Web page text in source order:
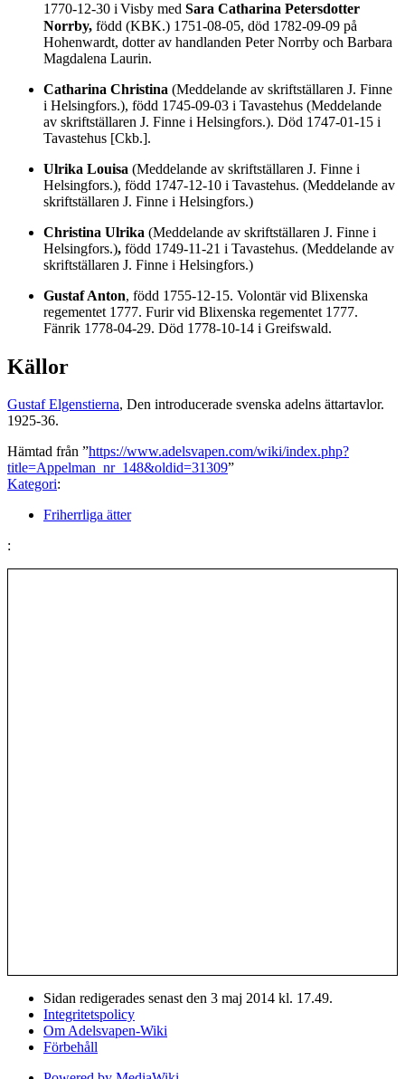
1770-12-30 iVisby med Sara Catharina Petersdotter
Norrby, född (KBK.) 1751-08-05, död 1782-09-09 på
Hohenwardt, dotter av handlanden Peter Norrby och Barbara
Magdalena Laurin.
Catharina Christina (Meddelande av skriftställaren J. Finne
i Helsingfors.), född 1745-09-03 i Tavastehus (Meddelande
av skriftställaren J. Finne i Helsingfors.). Död 1747-01-15 i
Tavastehus [Ckb.].
Ulrika Louisa (Meddelande av skriftställaren J. Finne i
Helsingfors.), född 1747-12-10 i Tavastehus. (Meddelande av
skriftställaren J. Finne i Helsingfors.)
Christina Ulrika (Meddelande av skriftställaren J. Finne i
Helsingfors.), född 1749-11-21 i Tavastehus. (Meddelande av
skriftställaren J. Finne i Helsingfors.)
Gustaf Anton, född 1755-12-15. Volontär vid Blixenska
regementet 1777. Furir vid Blixenska regementet 1777.
Fänrik 1778-04-29. Död 1778-10-14 i Greifswald.
Källor
Gustaf Elgenstierna, Den introducerade svenska adelns ättartavlor.
1925-36.
Hämtad från ”https://www.adelsvapen.com/wiki/index.php?
title=Appelman_nr_148&oldid=31309”
Kategori:
Friherrliga ätter
:
Sidan redigerades senast den 3 maj 2014 kl. 17.49.
Integritetspolicy
Om Adelsvapen-Wiki
Förbehåll